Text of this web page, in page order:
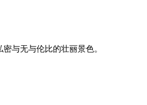
与无与伦比的壮丽景色。